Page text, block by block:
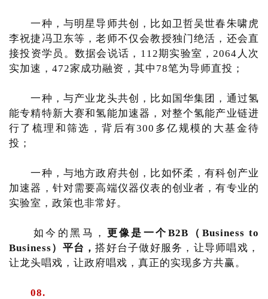
一种，与明星导师共创，比如卫哲吴世春朱啸虎
李祝捷冯卫东等，老师不仅会教授独门绝活，还会直
接投资学员。数据会说话，112期实验室，2064人次
实加速，472家成功融资，其中78笔为导师直投；
一种，与产业龙头共创，比如国华集团，通过氢
能专精特新大赛和氢能加速器，对整个氢能产业链进
行了梳理和筛选，背后有300多亿规模的大基金待
投；
一种，与地方政府共创，比如怀柔，有科创产业
加速器，针对需要高端仪器仪表的创业者，有专业的
实验室，政策也非常好。
如今的黑马， 更像是一个B2B（Business to
Business）平台，搭好台子做好服务，让导师唱戏，
让龙头唱戏，让政府唱戏，真正的实现多方共赢。
08.